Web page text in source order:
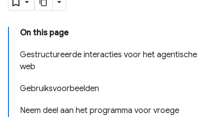
On this page
Gestructureerde interacties voor het agentische
web
Gebruiksvoorbeelden
Neem deel aan het programma voor vroege